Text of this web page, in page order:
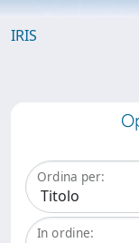
IRIS
Ordina per:
In ordine: